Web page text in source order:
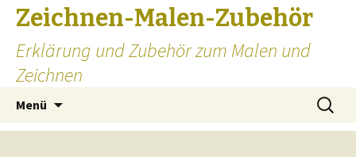
Zeichnen-Malen-Zubehör
Erklärung und Zubehör zum Malen und
Zeichnen
Menü
springen
Suchen
nach: